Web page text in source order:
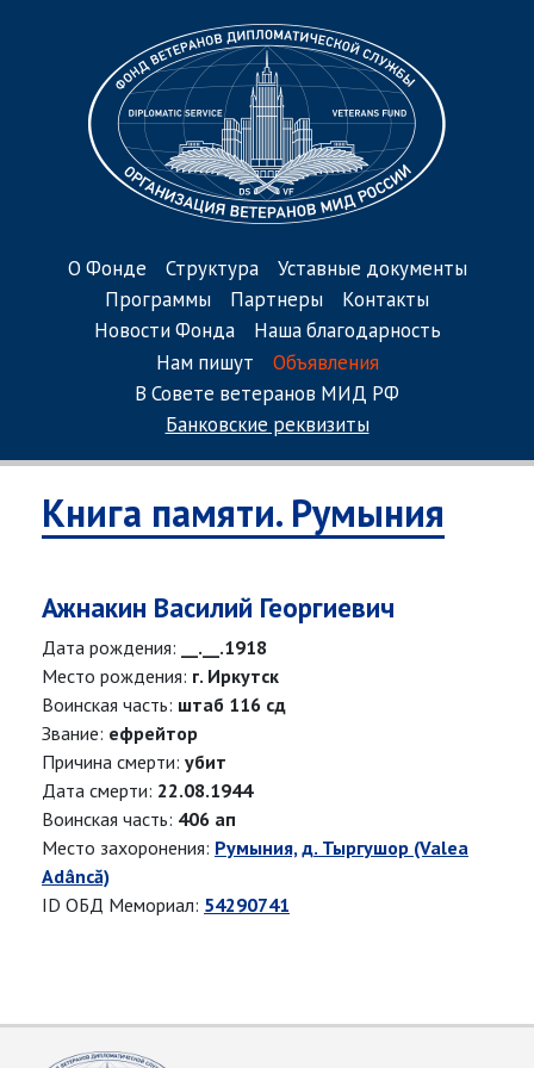
О Фонде Структура
Уставные документы
Программы
Партнеры
Контакты
Новости Фонда
Наша благодарность
Нам пишут
Объявления
В Совете ветеранов МИД РФ
Банковские реквизиты
Книга памяти. Румыния
Ажнакин Василий Георгиевич
Дата рождения:
__.__.1918
Место рождения: г. Иркутск
Воинская часть: штаб 116 сд
Звание: ефрейтор
Причина смерти: убит
Дата смерти: 22.08.1944
Воинская часть: 406 ап
Место захоронения: Румыния, д. Тыргушор (Valea
Adâncă)
ID ОБД Мемориал: 54290741